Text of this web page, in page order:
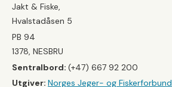
Jakt & Fiske,
Hvalstadåsen 5
PB 94
1378, NESBRU
Sentralbord: (+47) 667 92 200
Utgiver: Norges Jeger- og Fiskerforbund